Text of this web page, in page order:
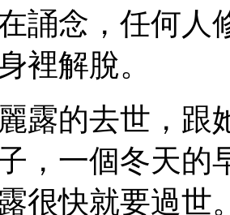
誦念，任何人
裡解脫。
的去世，跟
，一個冬天的
很快就要過世